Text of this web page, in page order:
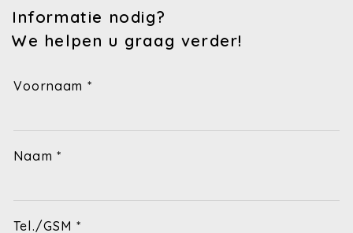
Informatie nodig?
We helpen u graag verder!
Voornaam *
Naam *
Tel./GSM *